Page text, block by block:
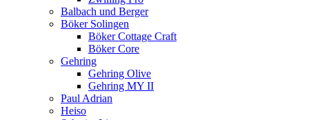
Balbach und Berger
Böker Solingen
Böker Cottage Craft
Böker Core
Gehring
Gehring Olive
Gehring MY II
Paul Adrian
Heiso